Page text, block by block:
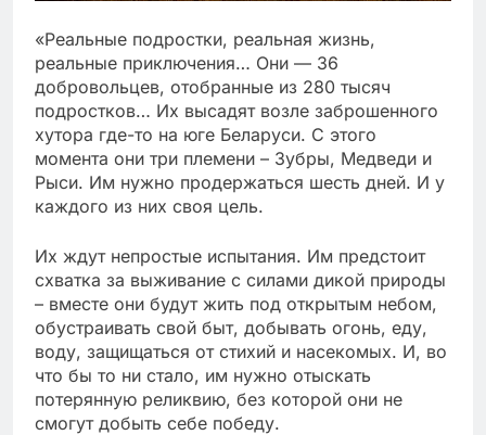
«Реальные подростки, реальная жизнь,
реальные приключения… Они — 36
добровольцев, отобранные из 280 тысяч
подростков… Их высадят возле заброшенного
хутора где-то на юге Беларуси. С этого
момента они три племени – Зубры, Медведи и
Рыси. Им нужно продержаться шесть дней. И у
каждого из них своя цель.
Их ждут непростые испытания. Им предстоит
схватка за выживание с силами дикой природы
– вместе они будут жить под открытым небом,
обустраивать свой быт, добывать огонь, еду,
воду, защищаться от стихий и насекомых. И, во
что бы то ни стало, им нужно отыскать
потерянную реликвию, без которой они не
смогут добыть себе победу.